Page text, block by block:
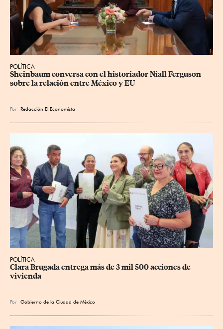
POLÍTICA
Sheinbaum conversa con el historiador Niall Ferguson
sobre la relación entre México y EU
Por Redacción El Economista
POLÍTICA
Clara Brugada entrega más de 3 mil 500 acciones de
vivienda
Por Gobierno de la Ciudad de México